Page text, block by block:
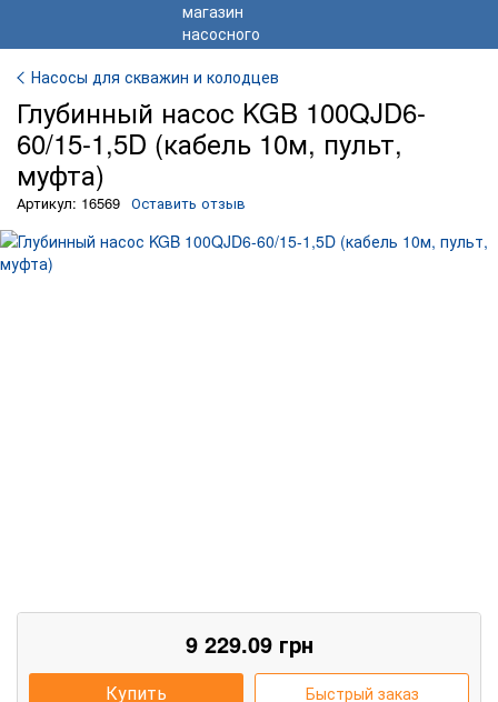
Насосы для скважин и колодцев
Глубинный насос KGB 100QJD6-
60/15-1,5D (кабель 10м, пульт,
муфта)
Артикул: 16569 Оставить отзыв
9 229.09грн
Купить Быстрый заказ